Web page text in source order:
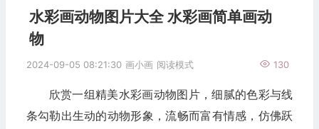
水彩画动物图片大全 水彩画简单画动
物
2024-09-05 08:21:30 画小画 130
阅读模式
欣赏一组精美水彩画动物图片，细腻的色彩与线
条勾勒出生动的动物形象，流畅而富有情感，仿佛跃